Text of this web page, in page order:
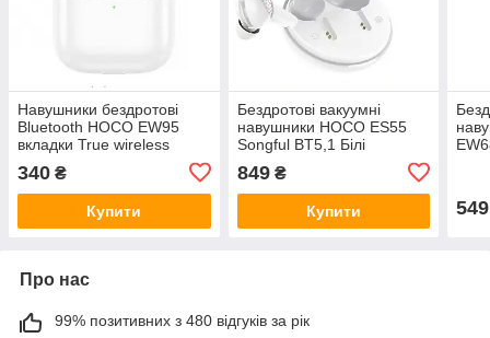
Навушники бездротові
Bluetooth HOCO EW95
вкладки True wireless
340 ₴
Купити
Бездротові вакуумні
навушники HOCO ES55
Songful BT5,1 Білі
849₴
Купити 549
Про нас
99% позитивних з 480 відгуків за рік